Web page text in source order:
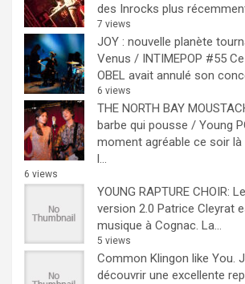
des Inrocks plus
7 views
JOY : nouvelle planète
Venus / INTIMEPOP #55
OBEL avait annulé son
6 views
THE NORTH BAY
barbe qui pousse / Young
moment agréable ce soir
l...
6 views
YOUNG RAPTURE CHOIR:
version 2.0 Patrice Cleyrat
musique à Cognac. La...
5 views
Common Klingon like You.
découvrir une excellente